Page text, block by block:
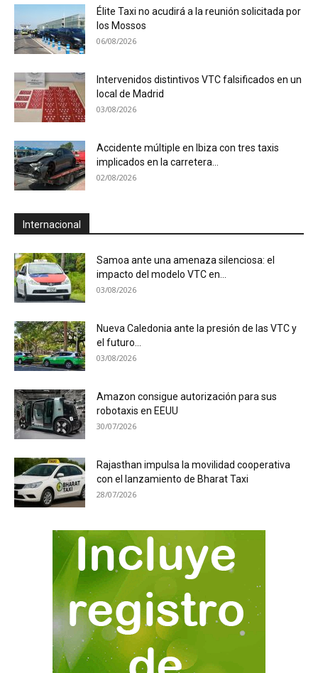
Élite Taxi no acudirá a la reunión solicitada por
los Mossos
06/08/2026
Intervenidos distintivos VTC falsificados en un
local de Madrid
03/08/2026
Accidente múltiple en Ibiza con tres taxis
implicados en la carretera...
02/08/2026
Internacional
Samoa ante una amenaza silenciosa: el
impacto del modelo VTC en...
03/08/2026
Nueva Caledonia ante la presión de las VTC y
el futuro...
03/08/2026
Amazon consigue autorización para sus
robotaxis en EEUU
30/07/2026
Rajasthan impulsa la movilidad cooperativa
con el lanzamiento de Bharat Taxi
28/07/2026